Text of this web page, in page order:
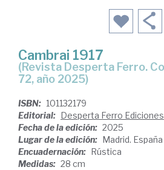
Cambrai 1917
(Revista Desperta Ferro. Contemporánea, Nº
72, año 2025)
ISBN: 101132179
Editorial: Desperta Ferro Ediciones
Fecha de la edición: 2025
Lugar de la edición: Madrid. España
Encuadernación: Rústica
Medidas: 28 cm